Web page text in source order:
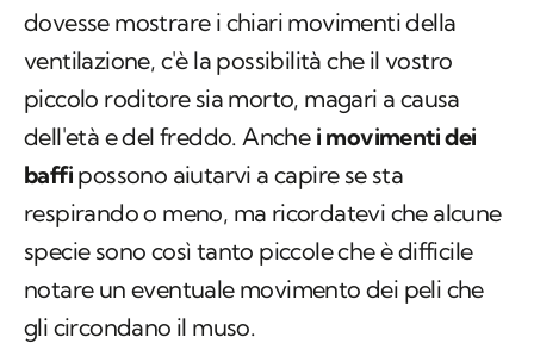
dovesse mostrare i chiari movimenti della
ventilazione, c'è la possibilità che il vostro
piccolo roditore sia morto, magari a causa
dell'età e del freddo. Anche i movimenti dei
baffi possono aiutarvi a capire se sta
respirando o meno, ma ricordatevi che alcune
specie sono così tanto piccole che è difficile
notare un eventuale movimento dei peli che
gli circondano il muso.